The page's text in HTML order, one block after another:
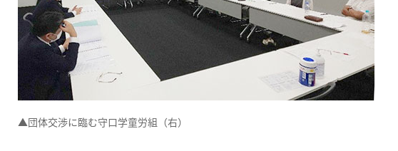
▲団体交渉に臨む守口学童労組（右）